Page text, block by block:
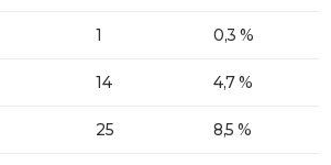
1 0,3 %
14 4,7 %
25 8,5 %